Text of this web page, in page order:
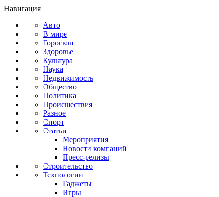
Навигация
Авто
В мире
Гороскоп
Здоровье
Культура
Наука
Недвижимость
Общество
Политика
Происшествия
Разное
Спорт
Статьи
Мероприятия
Новости компаний
Пресс-релизы
Строительство
Технологии
Гаджеты
Игры